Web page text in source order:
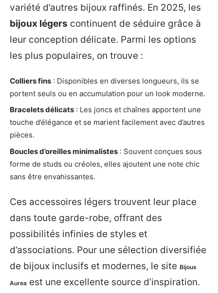
variété d’autres bijoux raffinés. En 2025, les
bijoux légers continuent de séduire grâce à
leur conception délicate. Parmi les options
les plus populaires, on trouve :
Colliers fins : Disponibles en diverses longueurs, ils se
portent seuls ou en accumulation pour un look moderne.
Bracelets délicats : Les joncs et chaînes apportent une
touche d’élégance et se marient facilement avec d’autres
pièces.
Boucles d’oreilles minimalistes : Souvent conçues sous
forme de studs ou créoles, elles ajoutent une note chic
sans être envahissantes.
Ces accessoires légers trouvent leur place
dans toute garde-robe, offrant des
possibilités infinies de styles et
d’associations. Pour une sélection diversifiée
de bijoux inclusifs et modernes, le site Bijoux
Aurea est une excellente source d’inspiration.